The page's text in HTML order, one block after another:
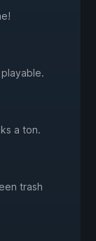
a ton.
trash